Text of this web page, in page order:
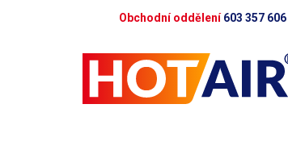
Obchodní oddělení603 357 606